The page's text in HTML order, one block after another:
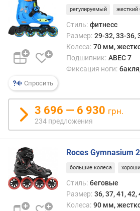
Спросить
регулируемый жесткий
Стиль: фитнесс
Размер: 29-32, 33-36,
Колеса: 70 мм,
Подшипник: ABEC 7
Фиксация ноги:
3 696 — 6 930 грн.
234 предложения
Roces Gymnasium
большие колеса
Стиль: беговые
Размер: 36, 37, 41, 42,
Колеса: 90 мм,